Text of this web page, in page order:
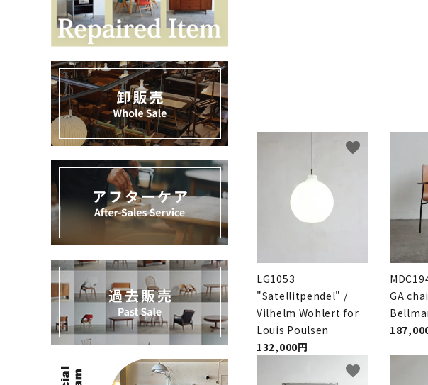
ギャラリー・シーン
納品事例
エキシビジョン・展示会
ACCOUNT MENU
ようこそ ゲスト 様
ログイン person 新規会員登録
LG1053
"Satellitpendel" /
Vilhelm Wohlert for
Louis Poulsen
132,000円
favorite
GA
favorite